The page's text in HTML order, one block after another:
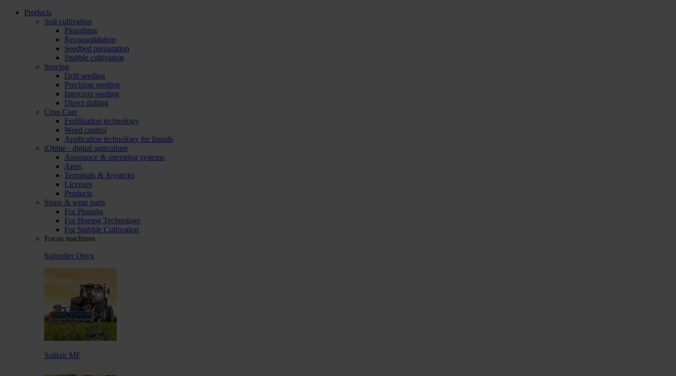
Products
Soil cultivation
Ploughing
Reconsolidation
Seedbed preparation
Stubble cultivation
Sowing
Drill seeding
Precision seeding
Intercrop seeding
Direct drilling
Crop Care
Fertilisation technology
Weed control
Application technology for liquids
iQblue - digital agriculture
Assistance & operating systems
Apps
Terminals & Joysticks
Licenses
Products
Spare & wear parts
For Ploughs
For Hoeing Technology
For Stubble Cultivation
Focus machines
Subsoiler Onyx
Solitair MF